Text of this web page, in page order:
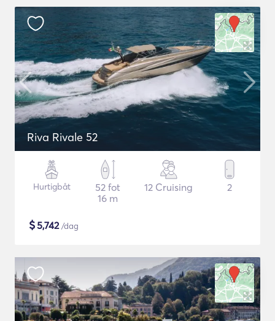
Riva Rivale 52
Hurtigbåt
52 fot
16 m
12 Cruising 2
$5,742/dag